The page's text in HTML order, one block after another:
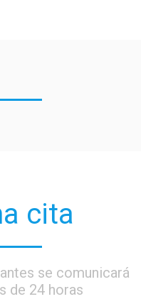
cita
se comunicará
de 24 horas